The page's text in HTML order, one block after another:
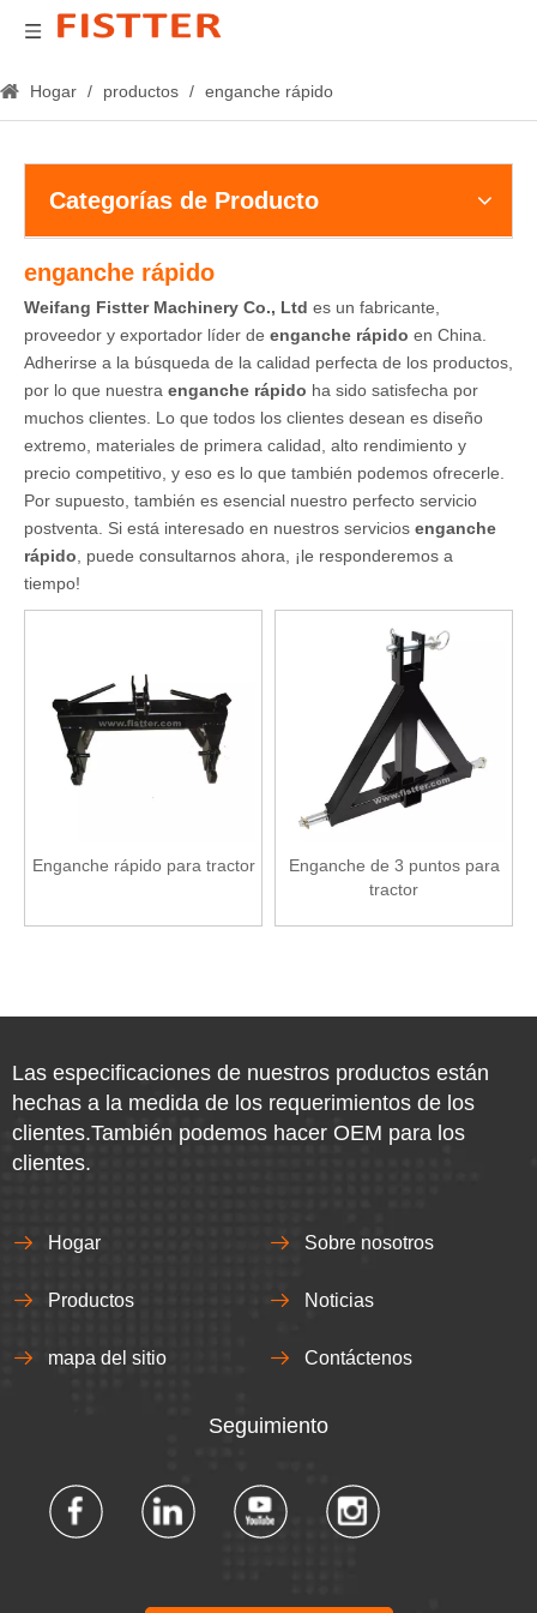
Hogar / productos / enganche rápido
Categorías de Producto
enganche rápido
Weifang Fistter Machinery Co., Ltd es un fabricante,
proveedor y exportador líder de enganche rápido en China.
Adherirse a la búsqueda de la calidad perfecta de los productos,
por lo que nuestra enganche rápido ha sido satisfecha por
muchos clientes. Lo que todos los clientes desean es diseño
extremo, materiales de primera calidad, alto rendimiento y
precio competitivo, y eso es lo que también podemos ofrecerle.
Por supuesto, también es esencial nuestro perfecto servicio
postventa. Si está interesado en nuestros servicios enganche
rápido , puede consultarnos ahora, ¡le responderemos a
tiempo!
Enganche rápido para tractor
Enganche de 3 puntos para
tractor
Las especificaciones de nuestros productos están
hechas a la medida de los requerimientos de los
clientes.También podemos hacer OEM para los
clientes.
Hogar Sobre nosotros
Productos Noticias
mapa del sitio Contáctenos
Seguimiento​​​​​​​